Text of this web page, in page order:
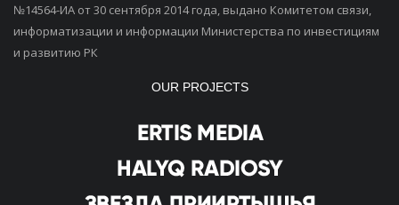
№14564-ИА от 30 сентября 2014 года, выдано Комитетом связи,
информатизации и информации Министерства по инвестициям
и развитию РК
OUR PROJECTS